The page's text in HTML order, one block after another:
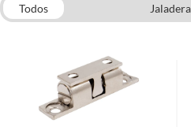
Todos
Pisos, Pinturas y Terminaciones